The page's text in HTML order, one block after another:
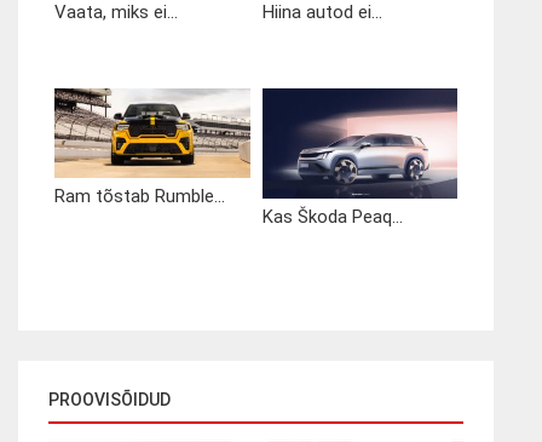
Vaata, miks ei... Hiina autod ei...
Ram tõstab Rumble...
Kas Škoda Peaq...
PROOVISÕIDUD